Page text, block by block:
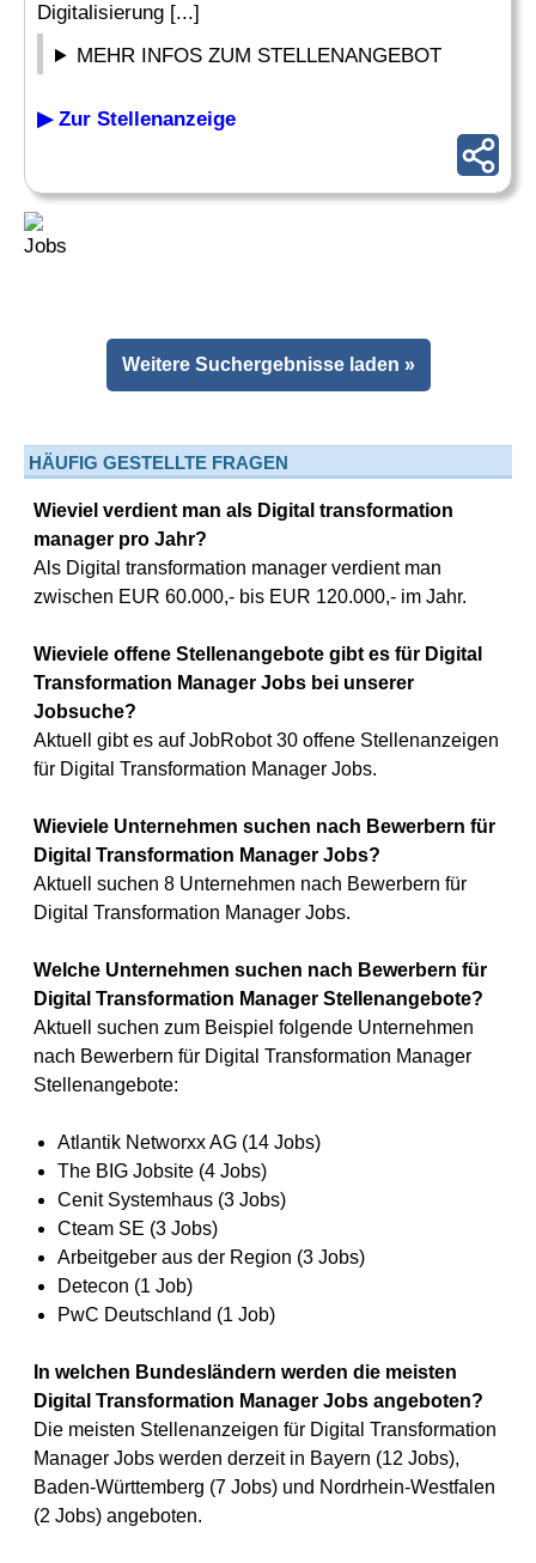
Digitalisierung [...]
MEHR INFOS ZUM STELLENANGEBOT
▶ Zur Stellenanzeige
Weitere Suchergebnisse laden »
HÄUFIG GESTELLTE FRAGEN
Wieviel verdient man als Digital transformation
manager pro Jahr?
Als Digital transformation manager verdient man
zwischen EUR 60.000,- bis EUR 120.000,- im Jahr.
Wieviele offene Stellenangebote gibt es für Digital
Transformation Manager Jobs bei unserer
Jobsuche?
Aktuell gibt es auf JobRobot 30 offene Stellenanzeigen
für Digital Transformation Manager Jobs.
Wieviele Unternehmen suchen nach Bewerbern für
Digital Transformation Manager Jobs?
Aktuell suchen 8 Unternehmen nach Bewerbern für
Digital Transformation Manager Jobs.
Welche Unternehmen suchen nach Bewerbern für
Digital Transformation Manager Stellenangebote?
Aktuell suchen zum Beispiel folgende Unternehmen
nach Bewerbern für Digital Transformation Manager
Stellenangebote:
Atlantik Networxx AG (14 Jobs)
The BIG Jobsite (4 Jobs)
Cenit Systemhaus (3 Jobs)
Cteam SE (3 Jobs)
Arbeitgeber aus der Region (3 Jobs)
Detecon (1 Job)
PwC Deutschland (1 Job)
In welchen Bundesländern werden die meisten
Digital Transformation Manager Jobs angeboten?
Die meisten Stellenanzeigen für Digital Transformation
Manager Jobs werden derzeit in Bayern (12 Jobs),
Baden-Württemberg (7 Jobs) und Nordrhein-Westfalen
(2 Jobs) angeboten.